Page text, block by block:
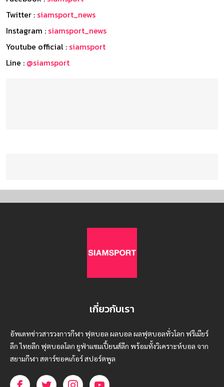
Twitter : siamsport_news
Instagram : siamsport_news
Youtube official : siamsport
Line : @siamsport
เกี่ยวกับเรา
อัพเดทข่าวสารวงการกีฬา ฟุตบอล ผลบอล ผลฟุตบอลทั่วโลก ฟรีเมียร์
ลีก ไทยลีก ฟุตบอลโลก ยูฟ่าแซมเปี้ยนส์ลีก พร้อมทั้งวิเคราะห์บอล จาก
สยามกีฬา สตาร์ชอคเก้อร์ สปอร์ตพูล